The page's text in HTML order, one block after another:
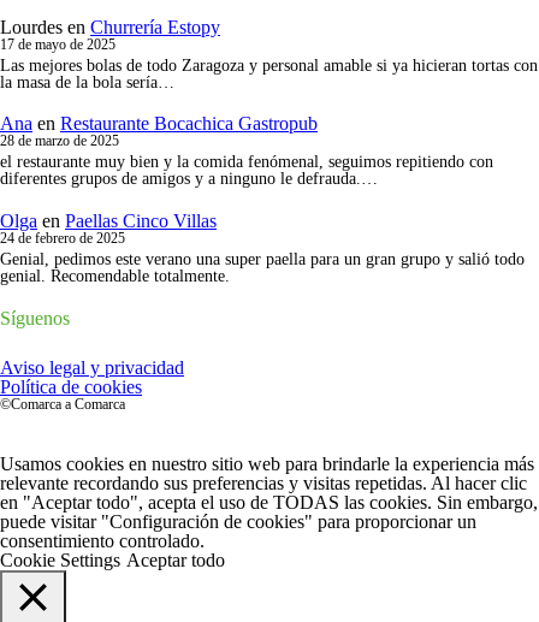
Lourdes en Churrería Estopy
17 de mayo de 2025
Las mejores bolas de todo Zaragoza y personal amable si ya hicieran tortas con
la masa de la bola sería…
Ana en Restaurante Bocachica Gastropub
28 de marzo de 2025
el restaurante muy bien y la comida fenómenal, seguimos repitiendo con
diferentes grupos de amigos y a ninguno le defrauda.…
Olga en Paellas Cinco Villas
24 de febrero de 2025
Genial, pedimos este verano una super paella para un gran grupo y salió todo
genial. Recomendable totalmente.
Síguenos
Aviso legal y privacidad
Política de cookies
©Comarca a Comarca
Usamos cookies en nuestro sitio web para brindarle la experiencia más
relevante recordando sus preferencias y visitas repetidas. Al hacer clic
en "Aceptar todo", acepta el uso de TODAS las cookies. Sin embargo,
puede visitar "Configuración de cookies" para proporcionar un
consentimiento controlado.
Cookie Settings Aceptar todo